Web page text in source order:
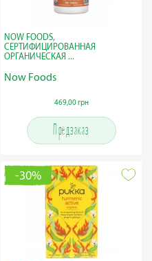
NOW FOODS,
СЕРТИФИЦИРОВАННАЯ
ОРГАНИЧЕСКАЯ ...
Now Foods
469,00 грн
Предзаказ
-30%